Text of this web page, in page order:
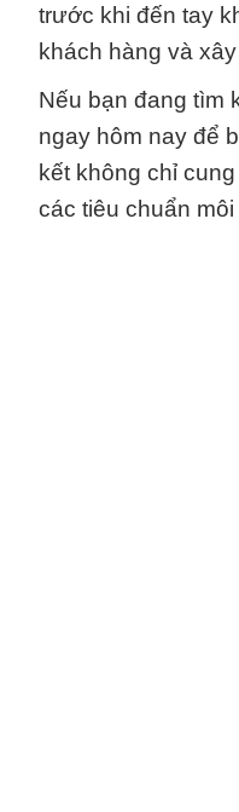
trước khi đến tay
khách hàng và
Nếu bạn đang tìm
ngay hôm nay để
kết không chỉ
các tiêu chuẩn